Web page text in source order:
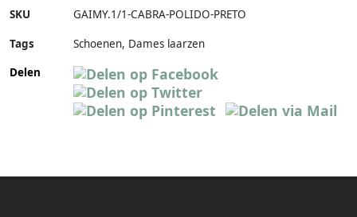
SKU GAIMY.1/1-CABRA-POLIDO-PRETO
Tags
Schoenen, Dames laarzen
Delen